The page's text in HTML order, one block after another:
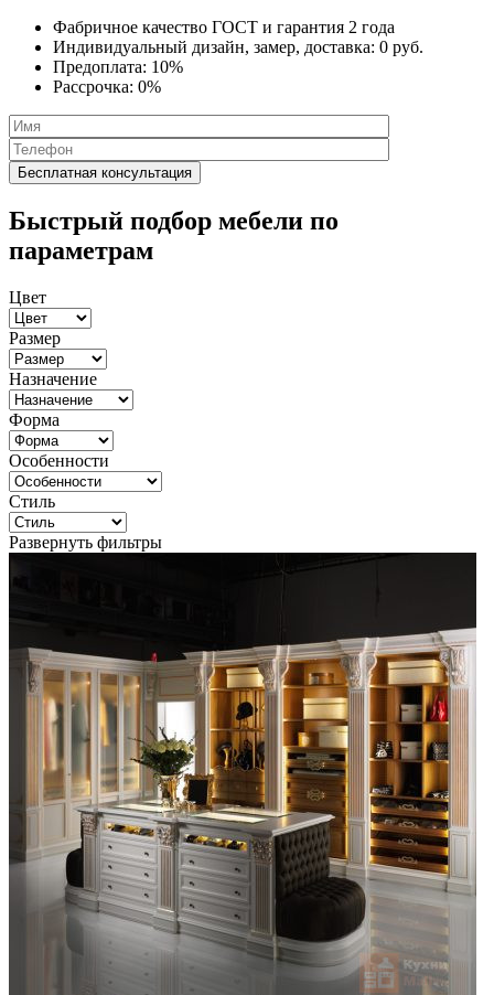
Фабричное качество ГОСТ и гарантия 2 года
Индивидуальный дизайн, замер, доставка: 0 руб.
Предоплата: 10%
Рассрочка: 0%
Быстрый подбор мебели по
параметрам
Цвет
Размер
Назначение
Форма
Особенности
Стиль
Развернуть фильтры